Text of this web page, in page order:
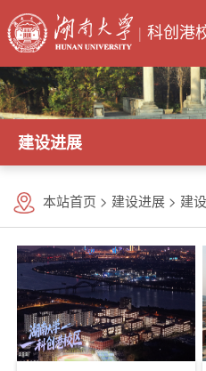
| 科创港
建设进展
本站首页 > 建设进展 > 建